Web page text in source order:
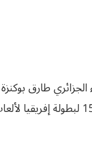
الدورة الـ 15